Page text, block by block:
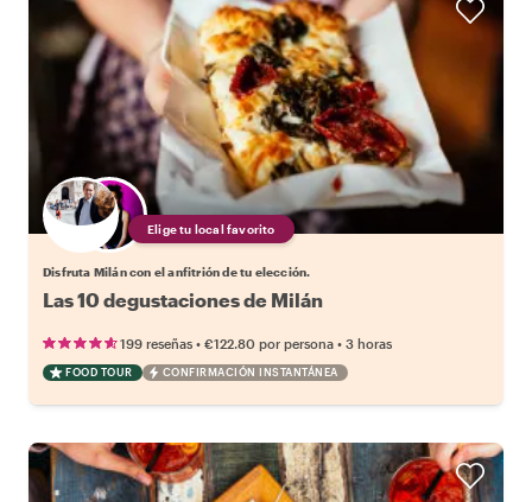
Elige tu local favorito
Disfruta Milán con el anfitrión de tu elección.
Las 10 degustaciones de Milán
199 reseñas • €122.80 por persona • 3 horas
FOOD TOUR CONFIRMACIÓN INSTANTÁNEA